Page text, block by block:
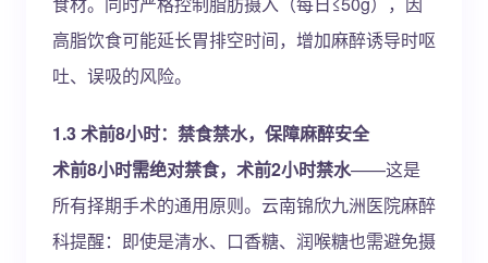
高脂饮食可能延长胃排空时间，增加麻醉诱导时呕
吐、误吸的风险。
1.3 术前8小时：禁食禁水，保障麻醉安全
术前8小时需绝对禁食，术前2小时禁水——这是
所有择期手术的通用原则。云南锦欣九洲医院麻醉
科提醒：即使是清水、口香糖、润喉糖也需避免摄